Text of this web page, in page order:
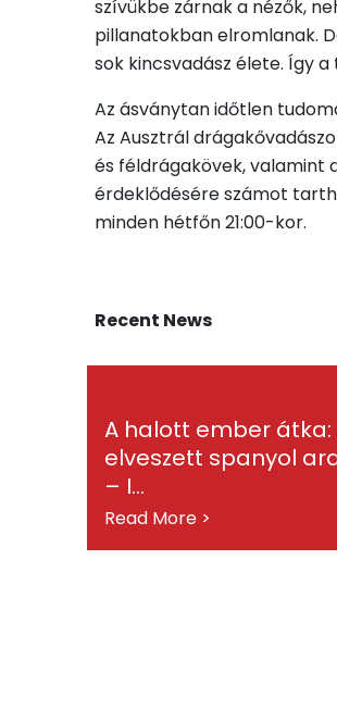
szívükbe zárnak a nézők,
pillanatokban elromlanak.
sok kincsvadász élete. Így
Az ásványtan időtlen
Az Ausztrál
és féldrágakövek, valamint
érdeklődésére számot
minden hétfőn 21:00-kor.
Recent News
A halott ember átka:
elveszett spanyol
– I...
Read More >